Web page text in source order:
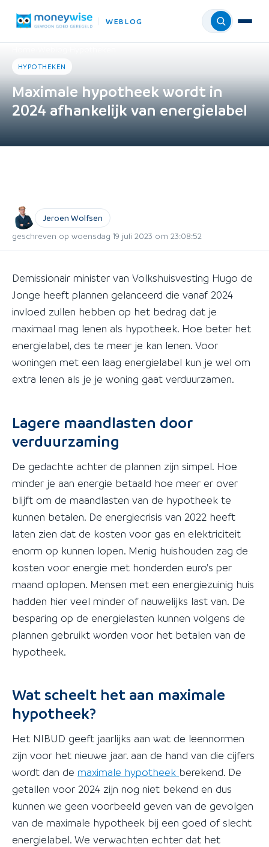
WEBLOG Menu
HYPOTHEKEN
Maximale hypotheek wordt in
2024 afhankelijk van energielabel
Jeroen Wolfsen
geschreven op woensdag 19 juli 2023 om 23:08:52
Demissionair minister van Volkshuisvesting Hugo de
Jonge heeft plannen gelanceerd die vanaf 2024
invloed zullen hebben op het bedrag dat je
maximaal mag lenen als hypotheek. Hoe beter het
energielabel, des te meer je kan lenen. Voor
woningen met een laag energielabel kun je wel om
extra lenen als je je woning gaat verduurzamen.
Lagere maandlasten door
verduurzaming
De gedachte achter de plannen zijn simpel. Hoe
minder je aan energie betaald hoe meer er over
blijft om de maandlasten van de hypotheek te
kunnen betalen. De energiecrisis van 2022 heeft
laten zien dat de kosten voor gas en elektriciteit
enorm op kunnen lopen. Menig huishouden zag de
kosten voor energie met honderden euro's per
maand oplopen. Mensen met een energiezuinig huis
hadden hier veel minder of nauwelijks last van. De
besparing op de energielasten kunnen volgens de
plannen gebruikt worden voor het betalen van de
hypotheek.
Wat scheelt het aan maximale
hypotheek?
Het NIBUD geeft jaarlijks aan wat de leennormen
zijn voor het nieuwe jaar. aan de hand van die cijfers
wordt dan de maximale hypotheek berekend. De
getallen voor 2024 zijn nog niet bekend en dus
kunnen we geen voorbeeld geven van de gevolgen
van de maximale hypotheek bij een goed of slecht
energielabel. We verwachten echter dat het